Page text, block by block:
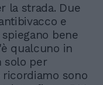
la strada. Due
e
bene
qualcuno in
solo per
sono